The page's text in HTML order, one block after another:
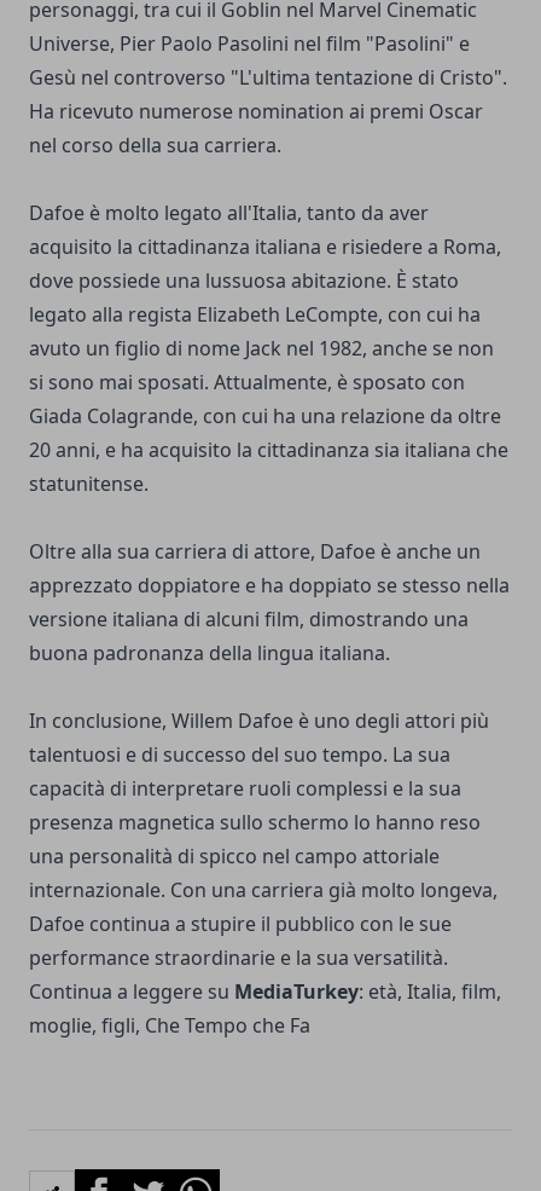
personaggi, tra cui il Goblin nel Marvel Cinematic
Universe, Pier Paolo Pasolini nel film "Pasolini" e
Gesù nel controverso "L'ultima tentazione di Cristo".
Ha ricevuto numerose nomination ai premi Oscar
nel corso della sua carriera.
Dafoe è molto legato all'Italia, tanto da aver
acquisito la cittadinanza italiana e risiedere a Roma,
dove possiede una lussuosa abitazione. È stato
legato alla regista Elizabeth LeCompte, con cui ha
avuto un figlio di nome Jack nel 1982, anche se non
si sono mai sposati. Attualmente, è sposato con
Giada Colagrande, con cui ha una relazione da oltre
20 anni, e ha acquisito la cittadinanza sia italiana che
statunitense.
Oltre alla sua carriera di attore, Dafoe è anche un
apprezzato doppiatore e ha doppiato se stesso nella
versione italiana di alcuni film, dimostrando una
buona padronanza della lingua italiana.
In conclusione, Willem Dafoe è uno degli attori più
talentuosi e di successo del suo tempo. La sua
capacità di interpretare ruoli complessi e la sua
presenza magnetica sullo schermo lo hanno reso
una personalità di spicco nel campo attoriale
internazionale. Con una carriera già molto longeva,
Dafoe continua a stupire il pubblico con le sue
performance straordinarie e la sua versatilità.
Continua a leggere su MediaTurkey: età, Italia, film,
moglie, figli, Che Tempo che Fa
FacebookTwitterWhatsapp